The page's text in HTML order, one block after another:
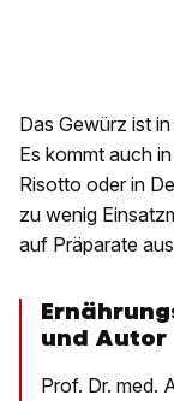
Das Gewürz ist
Es kommt auch
Risotto oder in
zu wenig
auf Präparate
und Autor
Prof. Dr. med.